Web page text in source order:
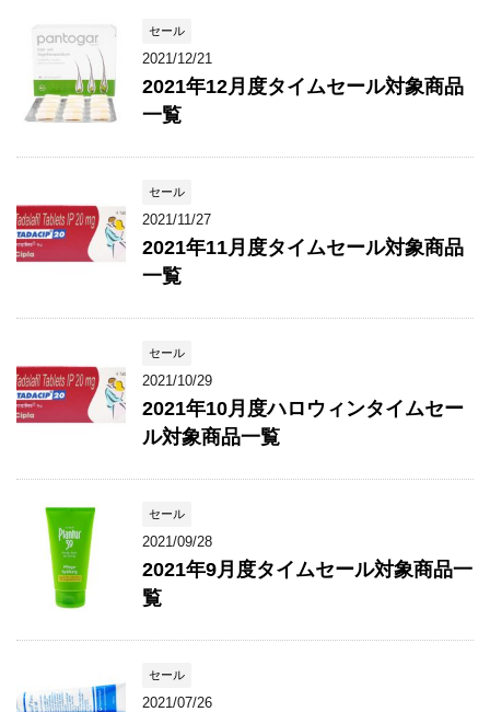
セール
2021/12/21
2021年12月度タイムセール対象商品
一覧
セール
2021/11/27
2021年11月度タイムセール対象商品
一覧
セール
2021/10/29
2021年10月度ハロウィンタイムセー
ル対象商品一覧
セール
2021/09/28
2021年9月度タイムセール対象商品一
覧
セール
2021/07/26